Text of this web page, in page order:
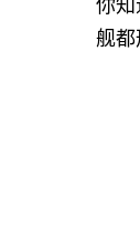
舰都